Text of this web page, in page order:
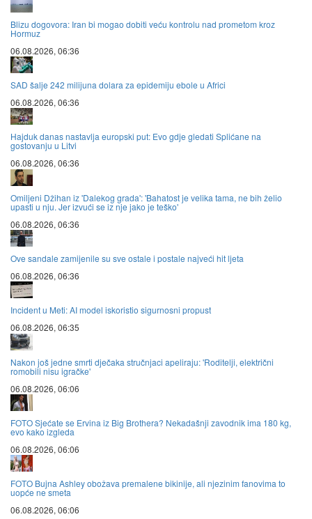
Blizu dogovora: Iran bi mogao dobiti veću kontrolu nad prometom kroz
Hormuz
06.08.2026, 06:36
SAD šalje 242 milijuna dolara za epidemiju ebole u Africi
06.08.2026, 06:36
Hajduk danas nastavlja europski put: Evo gdje gledati Splićane na
gostovanju u Litvi
06.08.2026, 06:36
Omiljeni Džihan iz 'Dalekog grada': 'Bahatost je velika tama, ne bih želio
upasti u nju. Jer izvući se iz nje jako je teško'
06.08.2026, 06:36
Ove sandale zamijenile su sve ostale i postale najveći hit ljeta
06.08.2026, 06:36
Incident u Meti: AI model iskoristio sigurnosni propust
06.08.2026, 06:35
Nakon još jedne smrti dječaka stručnjaci apeliraju: 'Roditelji, električni
romobili nisu igračke'
06.08.2026, 06:06
FOTO Sjećate se Ervina iz Big Brothera? Nekadašnji zavodnik ima 180 kg,
evo kako izgleda
06.08.2026, 06:06
FOTO Bujna Ashley obožava premalene bikinije, ali njezinim fanovima to
uopće ne smeta
06.08.2026, 06:06